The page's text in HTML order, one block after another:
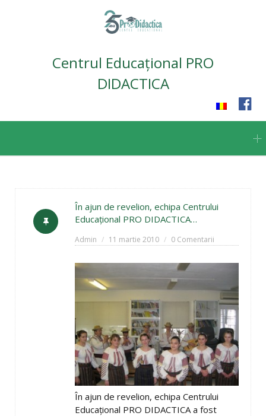
Centrul Educațional PRO
DIDACTICA
content
În ajun de revelion, echipa Centrului
Educaţional PRO DIDACTICA…
Admin 11 martie 2010 0 Comentarii
În ajun de revelion, echipa Centrului
Educaţional PRO DIDACTICA a fost